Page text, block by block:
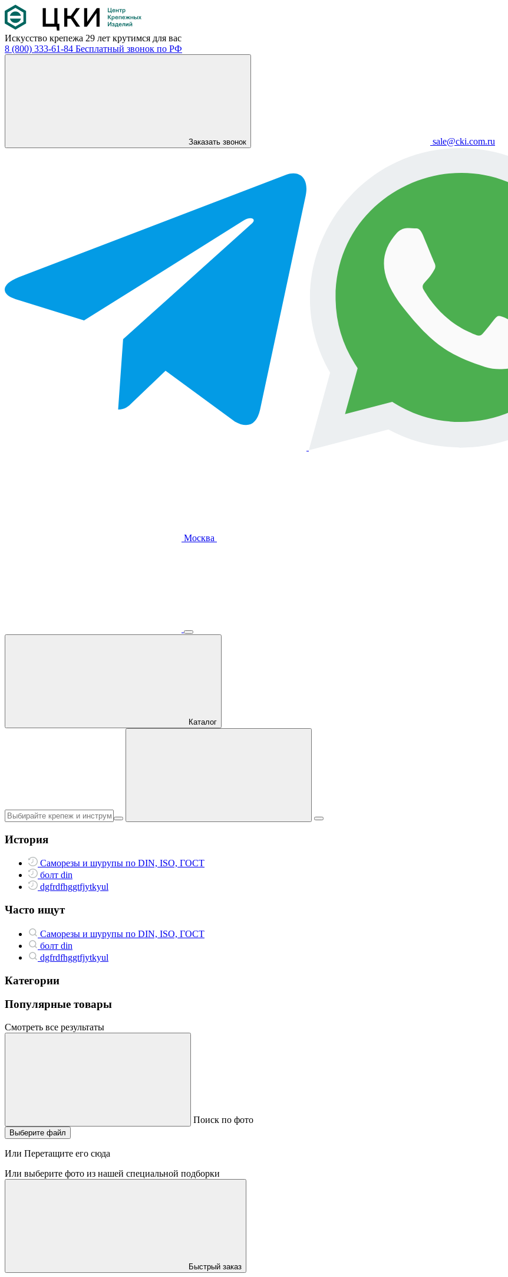
Искусство крепежа 29 лет крутимся для вас
8 (800) 333-61-84 Бесплатный звонок по РФ
Заказать звонок sale@cki.com.ru
Москва
Каталог
История
Саморезы и шурупы по DIN, ISO, ГОСТ
болт din
dgfrdfhggtfjytkyul
Часто ищут
Саморезы и шурупы по DIN, ISO, ГОСТ
болт din
dgfrdfhggtfjytkyul
Категории
Популярные товары
Смотреть все результаты
Поиск по фото
Выберите файл
Или Перетащите его сюда
Или выберите фото из нашей специальной подборки
Быстрый заказ